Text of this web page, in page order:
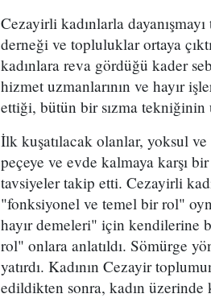
Cezayirli kadınlarla
derneği ve topluluklar ortaya
kadınlara reva gördüğü kader
hizmet uzmanlarının ve hayır
ettiği, bütün bir sızma
İlk kuşatılacak olanlar, yoksul
peçeye ve evde kalmaya karşı
tavsiyeler takip etti. Cezayirli
"fonksiyonel ve temel bir rol"
hayır demeleri" için kendilerine
rol" onlara anlatıldı. Sömürge
yatırdı. Kadının Cezayir
edildikten sonra, kadın